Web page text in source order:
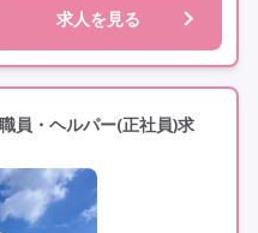
未経験歓迎
定年70歳以上
求人を見る
員・ヘルパー(正社員)求